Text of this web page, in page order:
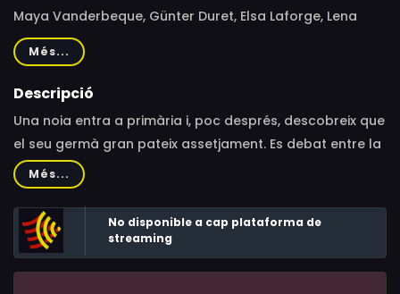
Maya Vanderbeque, Günter Duret, Elsa Laforge, Lena
Girard Voss, Simon Caudry, Thao Maerten, James Seguy,
Naël Ammama, Emile Salamone, Laura Verlinden, Karim
Leklou, Laurent Capelluto, Sandrine Blancke, Monia
Kylian Decorne, Anne-Pascale Clairembourg, Marie-
Christine Georges, Jean-François Ravagnan
Més...
Descripció
Una noia entra a primària i, poc després, descobreix que
el seu germà gran pateix assetjament. Es debat entre la
necessitat d'integrar-se i el seu germà, que li demana
guardar silenci. Intentarà trobar el seu lloc, dividida
entre el món infantil i el dels adults.
Més...
No disponible a cap plataforma de
streaming